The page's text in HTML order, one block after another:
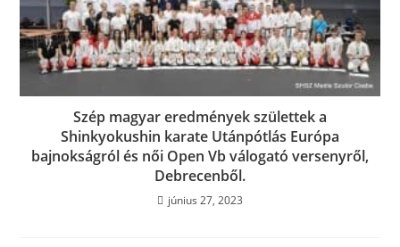
Szép magyar eredmények születtek a
Shinkyokushin karate Utánpótlás Európa
bajnokságról és női Open Vb válogató versenyről,
Debrecenből.
június 27, 2023